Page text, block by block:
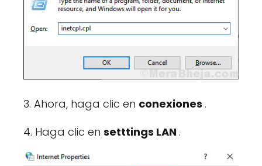
3. Ahora, haga clic en conexiones .
4. Haga clic en setttings LAN.